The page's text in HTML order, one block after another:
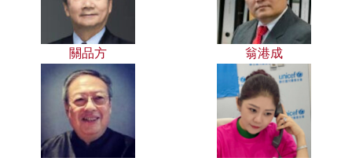
關品方 翁港成